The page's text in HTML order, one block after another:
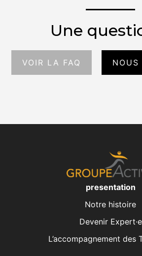
Une
VOIR LA FAQ NOUS
presentation
Notre histoire
Devenir Expert·e
L’accompagnement des